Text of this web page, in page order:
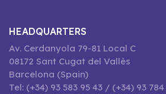
HEADQUARTERS
Av. Cerdanyola 79-81 Local C
08172 Sant Cugat del Vallès
Barcelona (Spain)
Tel: (+34) 93 583 95 43 / (+34) 93 784